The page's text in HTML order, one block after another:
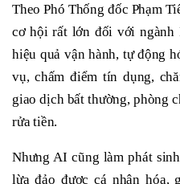
Theo Phó Thống đốc Phạm
cơ hội rất lớn đối với ngành
hiệu quả vận hành, tự động
vụ, chấm điểm tín dụng,
giao dịch bất thường, phòng
rửa tiền.
Nhưng AI cũng làm phát
lừa đảo được cá nhân hóa,